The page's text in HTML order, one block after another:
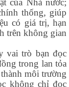
thống, giúp
có giá trị, hạn
trên không gian
trò bạn đọc
trong lan tỏa
môi trường
không chỉ đọc